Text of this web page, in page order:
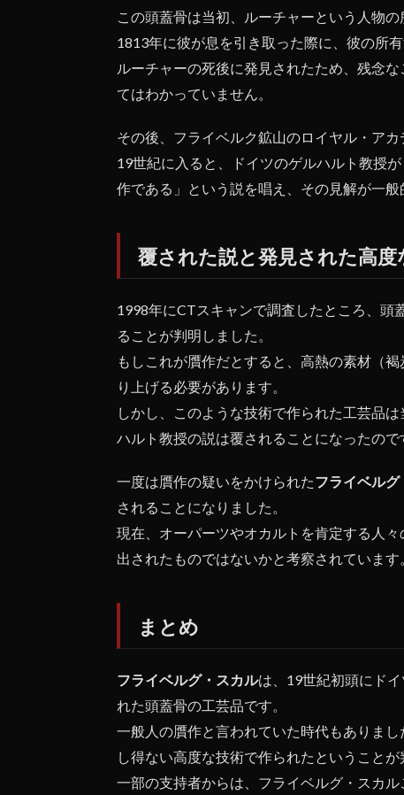
覆
さ
説
発
見
さ
れ
度
な
術
4
ま
と
め
この頭蓋骨は当初、ルーチャーという人物の
1813年に彼が息を引き取った際に、彼の所
ルーチャーの死後に発見されたため、残念
てはわかっていません。
その後、フライベルク鉱山のロイヤル・ア
19世紀に入ると、ドイツのゲルハルト教授
作である」という説を唱え、その見解が一般
覆された説と発見された高度
1998年にCTスキャンで調査したところ、頭
ることが判明しました。
もしこれが贋作だとすると、高熱の素材（
り上げる必要があります。
しかし、このような技術で作られた工芸品
ハルト教授の説は覆されることになったので
一度は贋作の疑いをかけられたフライベルグ
されることになりました。
現在、オーパーツやオカルトを肯定する人
出されたものではないかと考察されています
まとめ
フライベルグ・スカルは、19世紀初頭にド
れた頭蓋骨の工芸品です。
一般人の贋作と言われていた時代もありま
し得ない高度な技術で作られたということが
一部の支持者からは、フライベルグ・スカル